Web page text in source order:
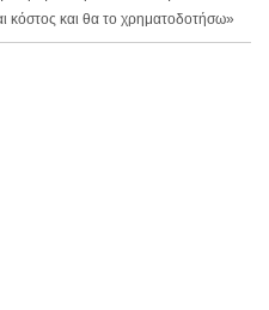
κόστος και θα το χρηματοδοτήσω»